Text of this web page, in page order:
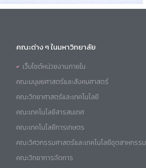
คณะต่าง ๆ ในมหาวิทยาลัย
เว็บไซต์หน่วยงานภายใน
คณะมนุษยศาสตร์และสังคมศาสตร์
คณะวิทยาศาสตร์และเทคโนโลยี
คณะเทคโนโลยีสารสนเทศ
คณะเทคโนโลยีการเกษตร
คณะวิศวกรรมศาสตร์และเทคโนโลยีอุตสาหกรรม
คณะวิทยาการจัดการ